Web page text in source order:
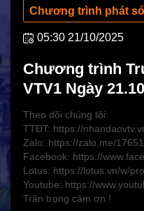
CHÍNH SÁCH AN SINH
Giảm nghèo bền vững
Xây dựng Nông thôn mới
Chương trình phát
05:30 21/10/2025
Chương trình
VTV1 Ngày
Theo dõi chúng tôi:
TTĐT: https://
Zalo: https://zalo.me/
Facebook: https://
Lotus: https://lotus.vn/w/
Youtube: https://
Trân trọng cảm ơn !